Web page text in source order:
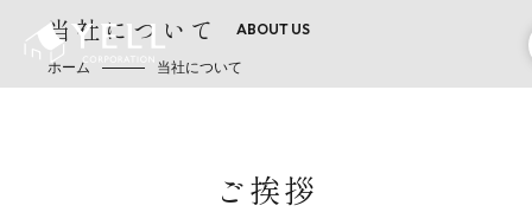
当社について
ホーム 当社について
ご挨拶